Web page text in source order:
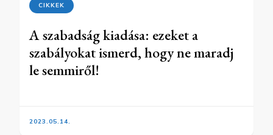
CIKKEK
A szabadság kiadása: ezeket a
szabályokat ismerd, hogy ne maradj
le semmiről!
2023.05.14.